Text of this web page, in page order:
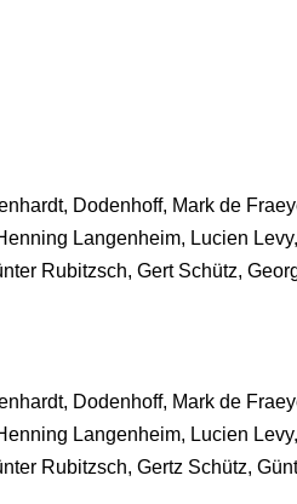
Dodenhoff, Mark de
Langenheim, Lucien
Rubitzsch, Gert Schütz,
Dodenhoff, Mark de
Langenheim, Lucien
Rubitzsch, Gertz Schütz,